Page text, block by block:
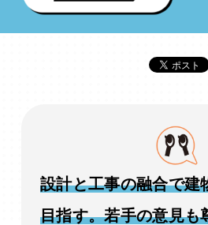
設計と工事の融合で建
目指す。若手の意見も